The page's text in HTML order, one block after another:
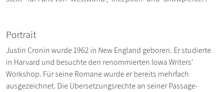
Portrait
Justin Cronin wurde 1962 in New England geboren. Er studierte
in Harvard und besuchte den renommierten Iowa Writers'
Workshop. Für seine Romane wurde er bereits mehrfach
ausgezeichnet. Die Übersetzungsrechte an seiner Passage-